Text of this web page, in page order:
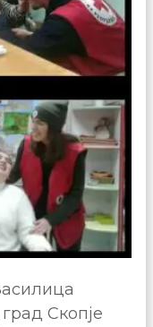
Скопје